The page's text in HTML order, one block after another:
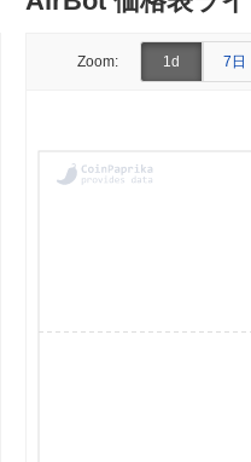
Zoom: 1d 7日